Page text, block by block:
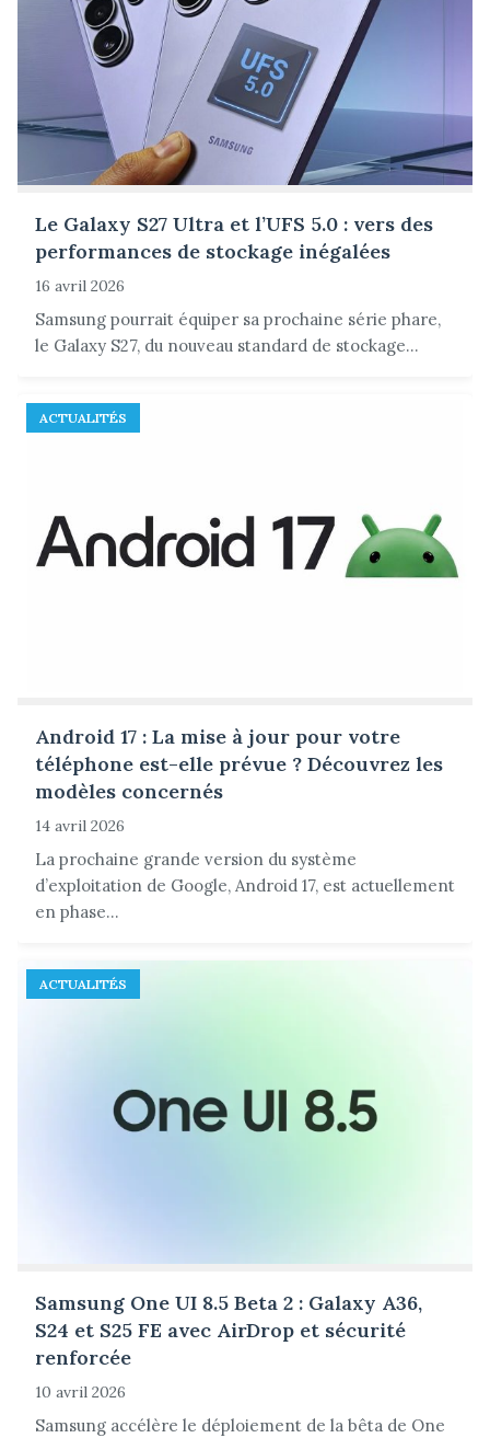
Le Galaxy S27 Ultra et l’UFS 5.0 : vers des
performances de stockage inégalées
16 avril 2026
Samsung pourrait équiper sa prochaine série phare,
le Galaxy S27, du nouveau standard de stockage...
ACTUALITÉS
Android 17 : La mise à jour pour votre
téléphone est-elle prévue ? Découvrez les
modèles concernés
14 avril 2026
La prochaine grande version du système
d’exploitation de Google, Android 17, est actuellement
en phase...
ACTUALITÉS
Samsung One UI 8.5 Beta 2 : Galaxy A36,
S24 et S25 FE avec AirDrop et sécurité
renforcée
10 avril 2026
Samsung accélère le déploiement de la bêta de One